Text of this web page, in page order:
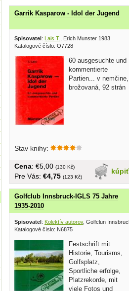
Garrik Kasparow - Idol der Jugend
Spisovatel : Lais T.
, Erich Munster 1983
Katalogové číslo: O7728
60 ausgesuchte und
kommentierte
Partien... v nemčine,
brožovaná, 92 strán
Stav knihy:
kúpiť
Cena: €5,00 (130 Kč)
Pre Vás: €4,75 (123 Kč)
Golfclub Innsbruck-IGLS 75 Jahre
1935-2010
Spisovatel: Kolektív autorov, Golfclun
Katalogové číslo: N6875
Festschrift mit
Historie, Tourisms,
Golfsplatz,
Sportliche erfolge,
Platzrekorde, mit
viele Fotos und